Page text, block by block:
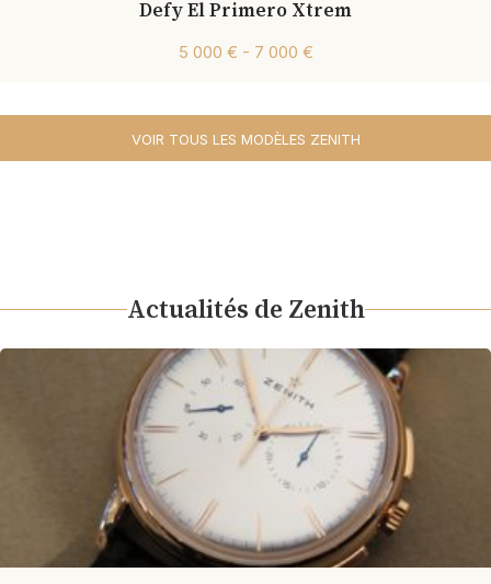
Defy El Primero Xtrem
5 000 € - 7 000 €
VOIR TOUS LES MODÈLES ZENITH
Actualités de Zenith